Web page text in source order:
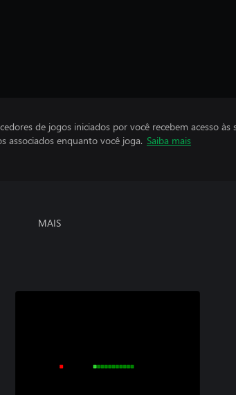
de jogos iniciados por você recebem acesso
associados enquanto você joga. Saiba mais
MAIS